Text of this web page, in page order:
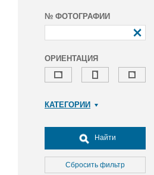
№ ФОТОГРАФИИ
ОРИЕНТАЦИЯ
КАТЕГОРИИ
Досуг, туризм и отдых
Культура
Медицина
Найти
Сбросить фильтр